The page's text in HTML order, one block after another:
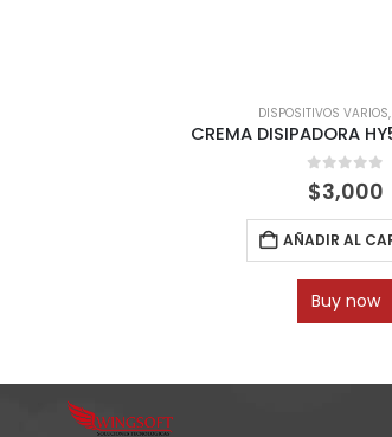
DISPOSITIVOS VARIOS,
CREMA DISIPADORA
0 out of
$3,000
AÑADIR AL
Buy now